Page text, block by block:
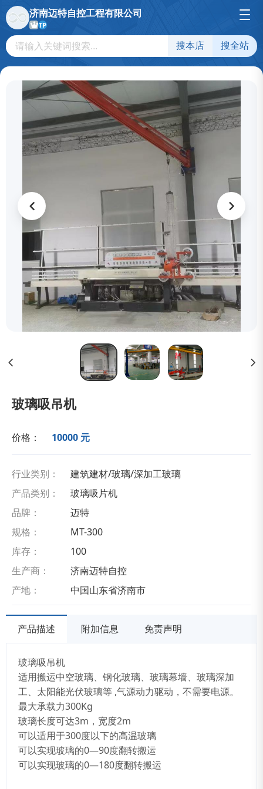
济南迈特自控工程有限公司
TP
搜本店 搜全站
玻璃吸吊机
价格： 10000 元
行业类别：
建筑建材/玻璃/深加工玻璃
产品类别：
玻璃吸片机
品牌：
迈特
规格：
MT-300
库存：
100
生产商：
济南迈特自控
产地：
中国山东省济南市
产品描述 附加信息 免责声明
玻璃吸吊机
适用搬运中空玻璃、钢化玻璃、玻璃幕墙、玻璃深加
工、太阳能光伏玻璃等 ,气源动力驱动，不需要电源。
最大承载力300Kg
玻璃长度可达3m，宽度2m
可以适用于300度以下的高温玻璃
可以实现玻璃的0—90度翻转搬运
可以实现玻璃的0—180度翻转搬运